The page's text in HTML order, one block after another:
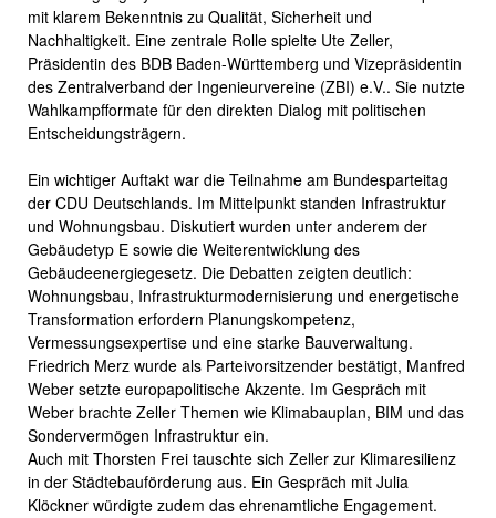
mit klarem Bekenntnis zu Qualität, Sicherheit und
Nachhaltigkeit. Eine zentrale Rolle spielte Ute Zeller,
Präsidentin des BDB Baden-Württemberg und Vizepräsidentin
des Zentralverband der Ingenieurvereine (ZBI) e.V.. Sie nutzte
Wahlkampfformate für den direkten Dialog mit politischen
Entscheidungsträgern.
Ein wichtiger Auftakt war die Teilnahme am Bundesparteitag
der CDU Deutschlands. Im Mittelpunkt standen Infrastruktur
und Wohnungsbau. Diskutiert wurden unter anderem der
Gebäudetyp E sowie die Weiterentwicklung des
Gebäudeenergiegesetz. Die Debatten zeigten deutlich:
Wohnungsbau, Infrastrukturmodernisierung und energetische
Transformation erfordern Planungskompetenz,
Vermessungsexpertise und eine starke Bauverwaltung.
Friedrich Merz wurde als Parteivorsitzender bestätigt, Manfred
Weber setzte europapolitische Akzente. Im Gespräch mit
Weber brachte Zeller Themen wie Klimabauplan, BIM und das
Sondervermögen Infrastruktur ein.
Auch mit Thorsten Frei tauschte sich Zeller zur Klimaresilienz
in der Städtebauförderung aus. Ein Gespräch mit Julia
Klöckner würdigte zudem das ehrenamtliche Engagement.